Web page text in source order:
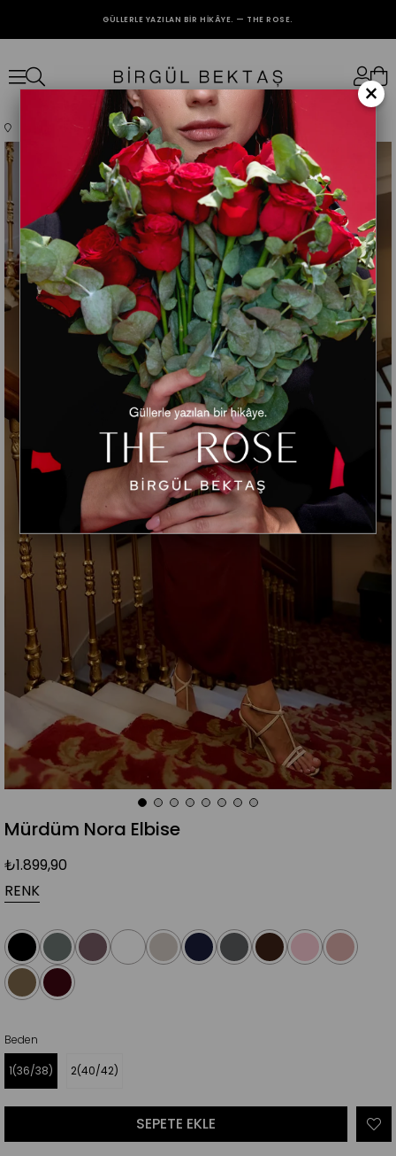
GÜLLERLE YAZILAN BIR HIKÂYE. — THE ROSE.
Giyim Üst Giyim Abiye Mürdüm Nora Elbise
Mürdüm Nora Elbise
₺1.899,90
RENK
Beden
1(36/38) 2(40/42)
×